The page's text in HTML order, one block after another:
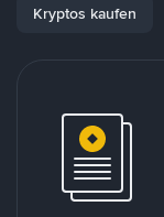
Kryptos kaufen